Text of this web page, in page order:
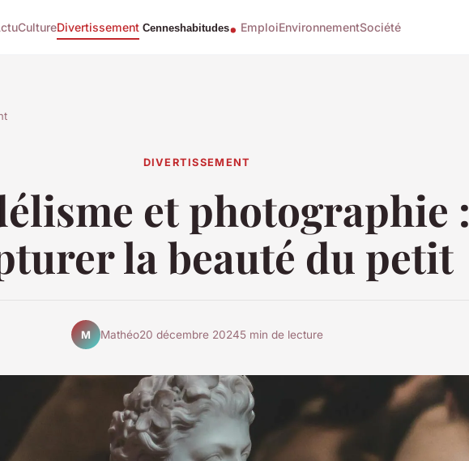
CultureDivertissement EmploiEnvironnementSociété
DIVERTISSEMENT
et photographie :
la beauté du petit
M Mathéo20 décembre 20245 min de lecture